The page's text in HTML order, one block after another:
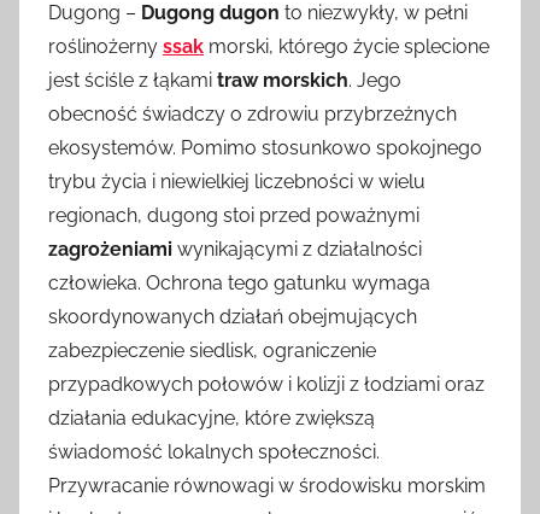
Dugong – Dugong dugon to niezwykły, w pełni
roślinożerny ssak morski, którego życie splecione
jest ściśle z łąkami traw morskich. Jego
obecność świadczy o zdrowiu przybrzeżnych
ekosystemów. Pomimo stosunkowo spokojnego
trybu życia i niewielkiej liczebności w wielu
regionach, dugong stoi przed poważnymi
zagrożeniami wynikającymi z działalności
człowieka. Ochrona tego gatunku wymaga
skoordynowanych działań obejmujących
zabezpieczenie siedlisk, ograniczenie
przypadkowych połowów i kolizji z łodziami oraz
działania edukacyjne, które zwiększą
świadomość lokalnych społeczności.
Przywracanie równowagi w środowisku morskim